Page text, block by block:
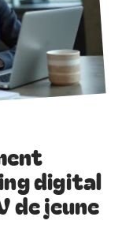
digital
de jeune